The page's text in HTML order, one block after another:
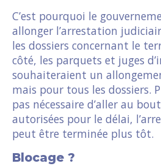
C’est pourquoi le
allonger l’arrestation
les dossiers concernant le
côté, les parquets et juges
souhaiteraient un
mais pour tous les dossiers.
pas nécessaire d’aller au
autorisées pour le délai,
peut être terminée plus tôt.
Blocage ?